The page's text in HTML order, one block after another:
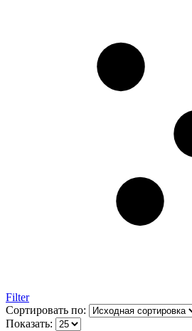
Filter
Сортировать по:
Показать: